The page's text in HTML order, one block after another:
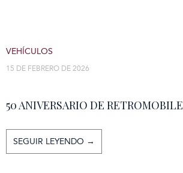
50 ANIVERSARIO DE RETROMOBILE
15 DE FEBRERO DE 2026
VEHÍCULOS
SEGUIR LEYENDO →